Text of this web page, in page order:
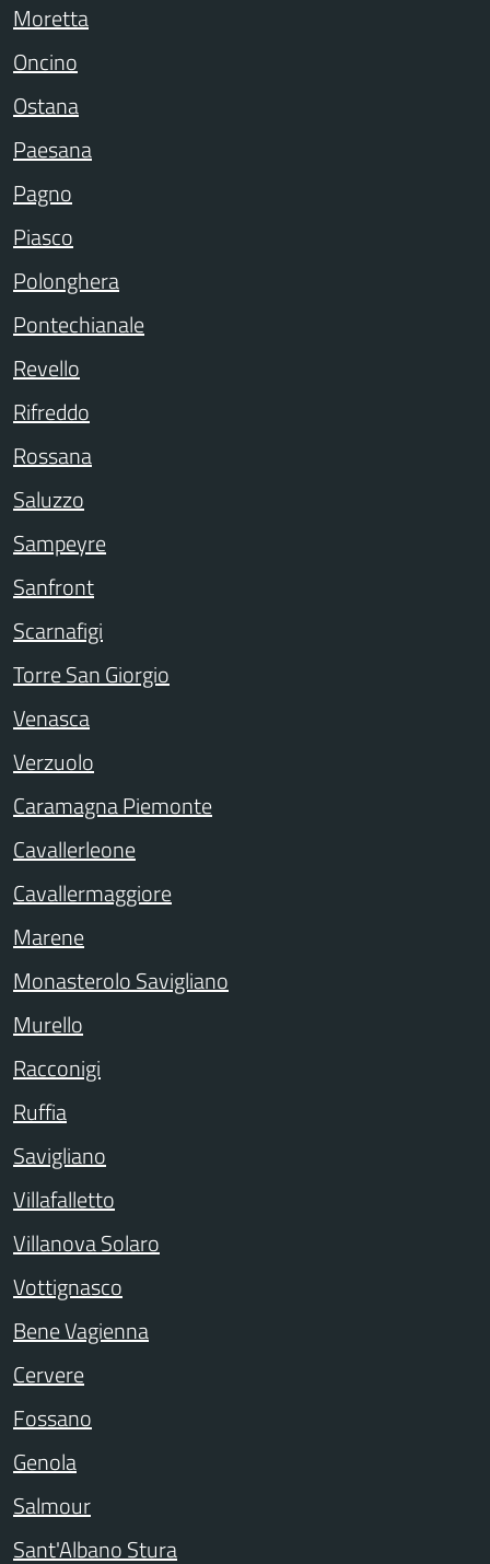
Moretta
Oncino
Ostana
Paesana
Pagno
Piasco
Polonghera
Pontechianale
Revello
Rifreddo
Rossana
Saluzzo
Sampeyre
Sanfront
Scarnafigi
Torre San Giorgio
Venasca
Verzuolo
Caramagna Piemonte
Cavallerleone
Cavallermaggiore
Marene
Monasterolo Savigliano
Murello
Racconigi
Ruffia
Savigliano
Villafalletto
Villanova Solaro
Vottignasco
Bene Vagienna
Cervere
Fossano
Genola
Salmour
Sant'Albano Stura